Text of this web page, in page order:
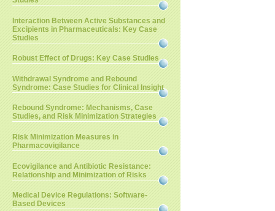
Interaction Between Active Substances and
Excipients in Pharmaceuticals: Key Case
Studies
Robust Effect of Drugs: Key Case Studies
Withdrawal Syndrome and Rebound
Syndrome: Case Studies for Clinical Insight
Rebound Syndrome: Mechanisms, Case
Studies, and Risk Minimization Strategies
Risk Minimization Measures in
Pharmacovigilance
Ecovigilance and Antibiotic Resistance:
Relationship and Minimization of Risks
Medical Device Regulations: Software-
Based Devices